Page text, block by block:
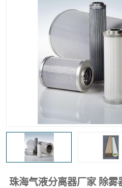
珠海气液分离器厂家 除雾
高炉煤气过滤器
化工盐酸气聚结器